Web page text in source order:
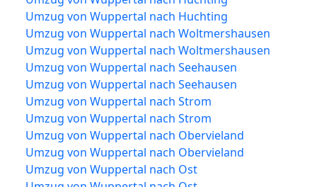
Umzug von Wuppertal nach Huchting
Umzug von Wuppertal nach Woltmershausen
Umzug von Wuppertal nach Woltmershausen
Umzug von Wuppertal nach Seehausen
Umzug von Wuppertal nach Seehausen
Umzug von Wuppertal nach Strom
Umzug von Wuppertal nach Strom
Umzug von Wuppertal nach Obervieland
Umzug von Wuppertal nach Obervieland
Umzug von Wuppertal nach Ost